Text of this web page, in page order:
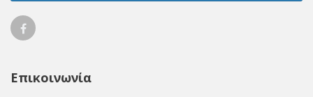
Ellicom
Facebook
Επικοινωνία